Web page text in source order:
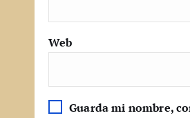
Web
Guarda mi nombre,